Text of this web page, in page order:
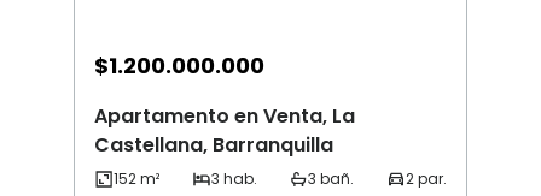
$1.200.000.000
Apartamento en Venta, La
Castellana, Barranquilla